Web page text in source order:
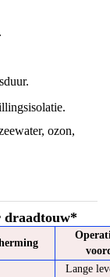
ozon,
draadtouw*
Lange